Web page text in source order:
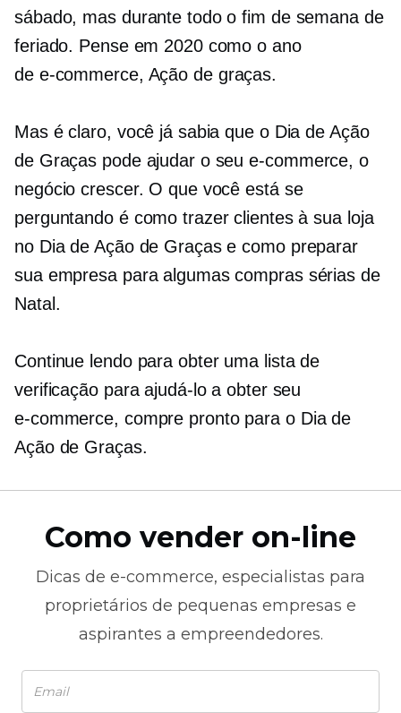
sábado, mas durante todo o fim de semana de
feriado. Pense em 2020 como o ano
de e-commerce, Ação de graças.
Mas é claro, você já sabia que o Dia de Ação
de Graças pode ajudar o seue-commerce, o
negócio crescer. O que você está se
perguntando é como trazer clientes à sua loja
no Dia de Ação de Graças e como preparar
sua empresa para algumas compras sérias de
Natal.
Continue lendo para obter uma lista de
verificação para ajudá-lo a obter seu
e-commerce, compre pronto para o Dia de
Ação de Graças.
Como vender on-line
Dicas de e-commerce, especialistas para
proprietários de pequenas empresas e
aspirantes a empreendedores.